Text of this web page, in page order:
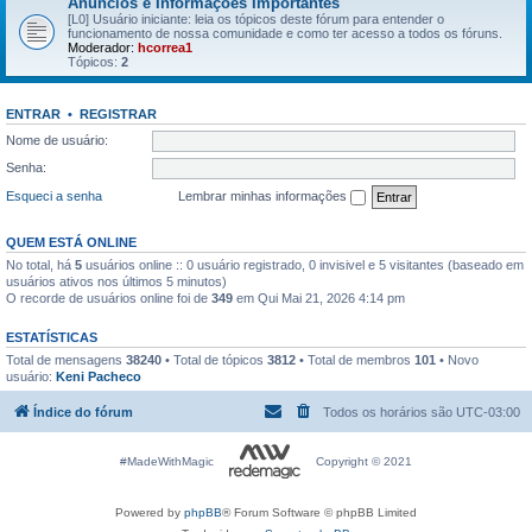
[L0] Usuário iniciante: leia os tópicos deste fórum para entender o
funcionamento de nossa comunidade e como ter acesso a todos os fóruns.
Moderador: hcorrea1
Tópicos: 2
ENTRAR • REGISTRAR
Nome de usuário:
Senha:
Esqueci a senha
Lembrar minhas informações
QUEM ESTÁ ONLINE
No total, há 5 usuários online :: 0 usuário registrado, 0 invisivel e 5 visitantes (baseado em
usuários ativos nos últimos 5 minutos)
O recorde de usuários online foi de 349 em Qui Mai 21, 2026 4:14 pm
ESTATÍSTICAS
Total de mensagens 38240 • Total de tópicos 3812 • Total de membros 101 • Novo
usuário: Keni Pacheco
Índice do fórum Todos os horários são UTC-03:00
#MadeWithMagic Copyright © 2021
Powered by phpBB® Forum Software © phpBB Limited